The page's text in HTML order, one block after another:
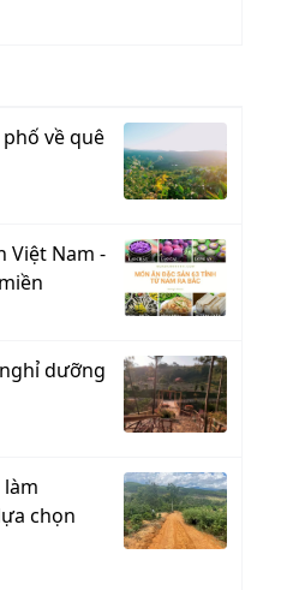
về quê
Việt Nam -
dưỡng
chọn